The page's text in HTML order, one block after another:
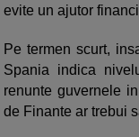
evite un ajutor
Pe termen scurt,
Spania indica
renunte guvernele
de Finante ar trebui